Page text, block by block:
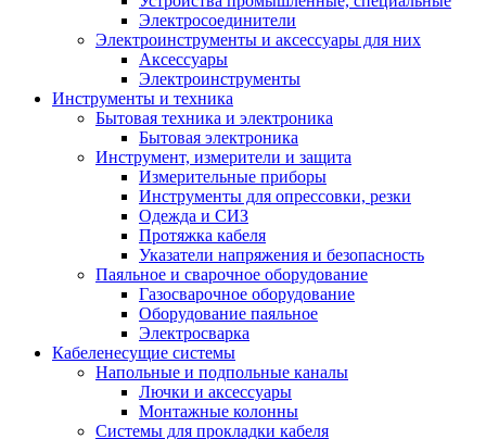
Электросоединители
Электроинструменты и аксессуары для них
Аксессуары
Электроинструменты
Инструменты и техника
Бытовая техника и электроника
Бытовая электроника
Инструмент, измерители и защита
Измерительные приборы
Инструменты для опрессовки, резки
Одежда и СИЗ
Протяжка кабеля
Указатели напряжения и безопасность
Паяльное и сварочное оборудование
Газосварочное оборудование
Оборудование паяльное
Электросварка
Кабеленесущие системы
Напольные и подпольные каналы
Лючки и аксессуары
Монтажные колонны
Системы для прокладки кабеля